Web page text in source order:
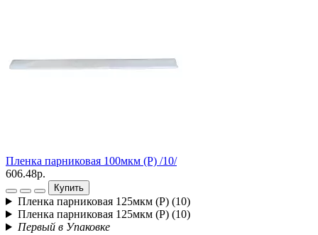
Пленка парниковая 100мкм (Р) /10/
606.48р.
Купить
Пленка парниковая 125мкм (Р) (10)
Пленка парниковая 125мкм (Р) (10)
Первый в Упаковке